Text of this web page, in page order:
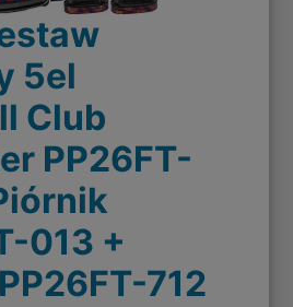
5el
Club
PP26FT-
013 +
712